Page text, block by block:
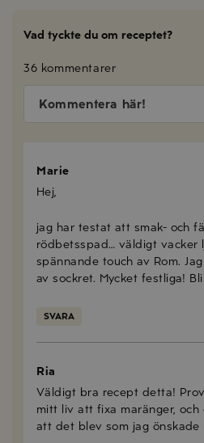
Vad tyckte du om receptet?
36 kommentarer
Kommentera här!
Marie
Hej,
jag har testat att smak- och
rödbetsspad… väldigt vacker
spännande touch av Rom.
av sockret. Mycket festliga!
SVARA
Ria
Väldigt bra recept detta!
mitt liv att fixa maränger,
att det blev som jag önskade